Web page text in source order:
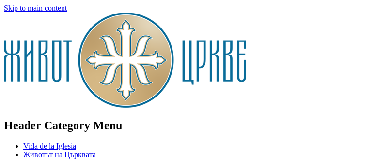
Skip to main content
Header Category Menu
Vida de la Iglesia
Животът на Църквата